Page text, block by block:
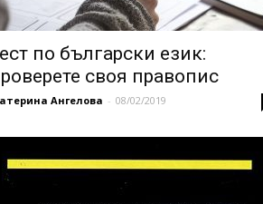
по български език:
своя правопис
Ангелова - 08/02/2019